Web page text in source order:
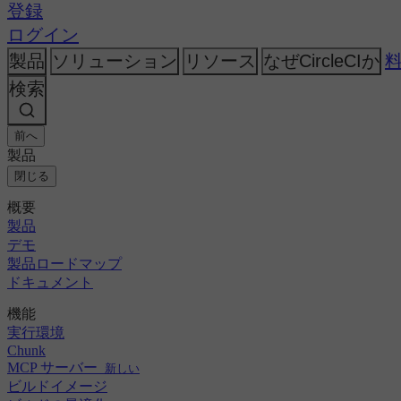
GitHub
GitLab
Bitbucket
AWS
GCP
Azure
Kubernetes
リリース・オーケストレーション
セキュリティ＆コンプライアンス
エンタープライズ
中小企業
スタートアップ
トピック
変更履歴
イベント
ディスカッション・フォーラム
オープンソース
CircleCI vs Jenkins
CircleCI vs Bitrise
会社概要
採用情報
パートナー
ニュースルーム
登録
ログイン
製品 ソリューション リソース なぜCircleCIか
検索
前へ
製品
閉じる
概要
製品
デモ
製品ロードマップ
ドキュメント
機能
実行環境
Chunk
MCP サーバー
新しい
ビルドイメージ